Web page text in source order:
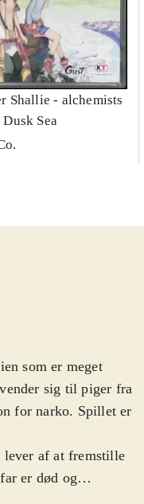
Shallie - alchemists
Sea
som er meget
sig til piger fra
for narko. Spillet er
lever af at fremstille
er død og